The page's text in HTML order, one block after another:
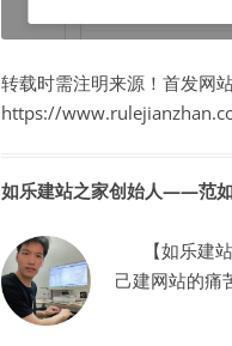
转载时需注明来源！首发网
https://
如乐建站之家创始人——范如
【如乐建站
己建网站的痛